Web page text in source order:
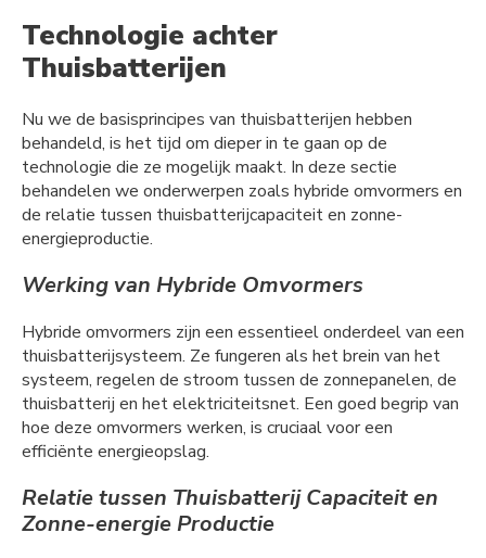
Technologie achter
Thuisbatterijen
Nu we de basisprincipes van thuisbatterijen hebben
behandeld, is het tijd om dieper in te gaan op de
technologie die ze mogelijk maakt. In deze sectie
behandelen we onderwerpen zoals hybride omvormers en
de relatie tussen thuisbatterijcapaciteit en zonne-
energieproductie.
Werking van Hybride Omvormers
Hybride omvormers zijn een essentieel onderdeel van een
thuisbatterijsysteem. Ze fungeren als het brein van het
systeem, regelen de stroom tussen de zonnepanelen, de
thuisbatterij en het elektriciteitsnet. Een goed begrip van
hoe deze omvormers werken, is cruciaal voor een
efficiënte energieopslag.
Relatie tussen Thuisbatterij Capaciteit en
Zonne-energie Productie